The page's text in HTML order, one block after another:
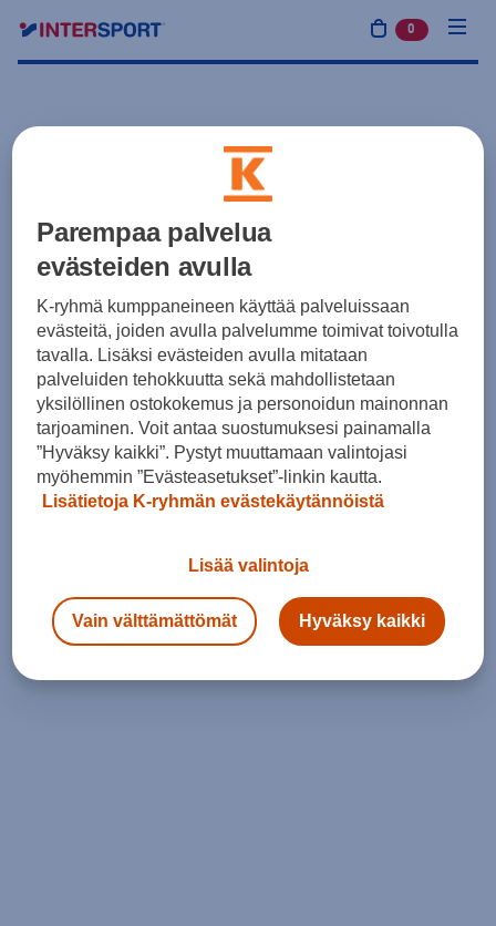
0 tuotetta
Parempaa palvelua
evästeiden avulla
K-ryhmä kumppaneineen käyttää palveluissaan
evästeitä, joiden avulla palvelumme toimivat toivotulla
tavalla. Lisäksi evästeiden avulla mitataan
palveluiden tehokkuutta sekä mahdollistetaan
yksilöllinen ostokokemus ja personoidun mainonnan
tarjoaminen. Voit antaa suostumuksesi painamalla
”Hyväksy kaikki”. Pystyt muuttamaan valintojasi
myöhemmin ”Evästeasetukset”-linkin kautta.
Lisätietoja K-ryhmän evästekäytännöistä
Lisää valintoja
Vain välttämättömät Hyväksy kaikki